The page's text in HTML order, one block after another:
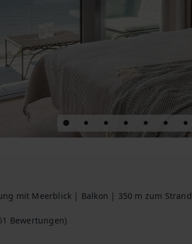
mit Meerblick | Balkon | 350 m zum Strand
Bewertungen)